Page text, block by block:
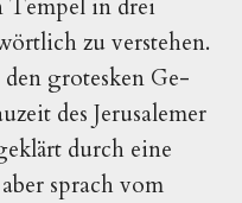
Tempel in drei
zu verstehen.
grotes­ken Ge­
des Jerusalemer
durch eine
sprach vom